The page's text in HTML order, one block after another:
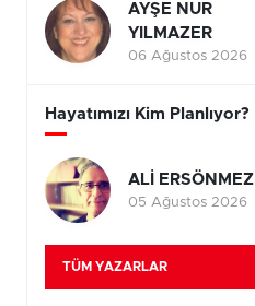
AYŞE NUR
YILMAZER
06 Ağustos 2026
Hayatımızı Kim Planlıyor?
ALİ ERSÖNMEZ
05 Ağustos 2026
TÜM YAZARLAR